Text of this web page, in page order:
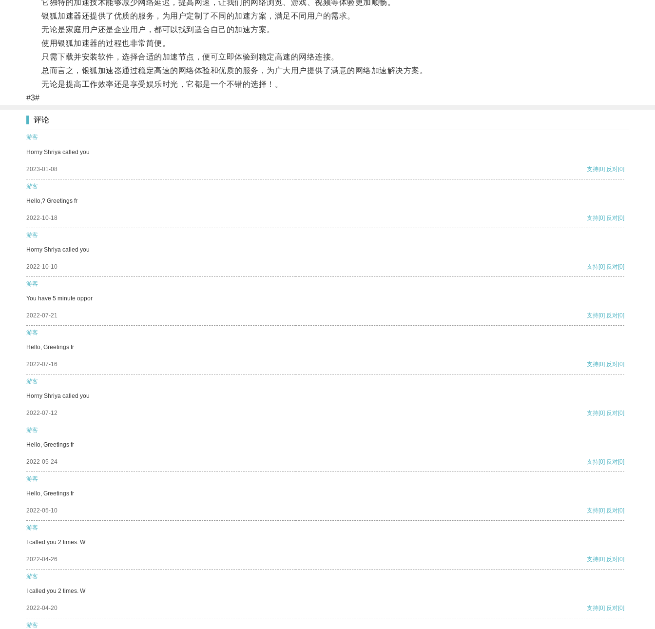
它独特的加速技术能够减少网络延迟，提高网速，让我们的网络浏览、游戏、视频等体验更加顺畅。
银狐加速器还提供了优质的服务，为用户定制了不同的加速方案，满足不同用户的需求。
无论是家庭用户还是企业用户，都可以找到适合自己的加速方案。
使用银狐加速器的过程也非常简便。
只需下载并安装软件，选择合适的加速节点，便可立即体验到稳定高速的网络连接。
总而言之，银狐加速器通过稳定高速的网络体验和优质的服务，为广大用户提供了满意的网络加速解决方案。
无论是提高工作效率还是享受娱乐时光，它都是一个不错的选择！。
#3#
评论
游客
Horny Shriya called you
2023-01-08 支持[0] 反对[0]
游客
Hello,? Greetings fr
2022-10-18 支持[0] 反对[0]
游客
Horny Shriya called you
2022-10-10 支持[0] 反对[0]
游客
You have 5 minute oppor
2022-07-21 支持[0] 反对[0]
游客
Hello, Greetings fr
2022-07-16 支持[0] 反对[0]
游客
Horny Shriya called you
2022-07-12 支持[0] 反对[0]
游客
Hello, Greetings fr
2022-05-24 支持[0] 反对[0]
游客
Hello, Greetings fr
2022-05-10 支持[0] 反对[0]
游客
I called you 2 times. W
2022-04-26 支持[0] 反对[0]
游客
I called you 2 times. W
2022-04-20 支持[0] 反对[0]
游客